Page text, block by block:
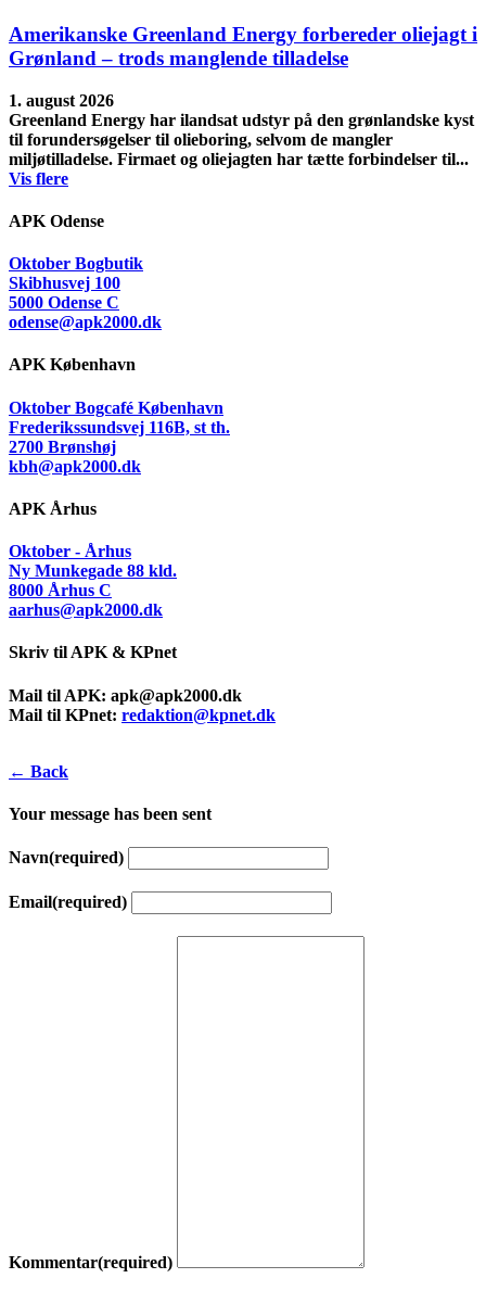
Amerikanske Greenland Energy forbereder oliejagt i
Grønland – trods manglende tilladelse
1. august 2026
Greenland Energy har ilandsat udstyr på den grønlandske kyst
til forundersøgelser til olieboring, selvom de mangler
miljøtilladelse. Firmaet og oliejagten har tætte forbindelser til...
Vis flere
APK Odense
Oktober Bogbutik
Skibhusvej 100
5000 Odense C
odense@apk2000.dk
APK København
Oktober Bogcafé København
Frederikssundsvej 116B, st th.
2700 Brønshøj
kbh@apk2000.dk
APK Århus
Oktober - Århus
Ny Munkegade 88 kld.
8000 Århus C
aarhus@apk2000.dk
Skriv til APK & KPnet
Mail til APK: apk@apk2000.dk
Mail til KPnet: redaktion@kpnet.dk
← Back
Your message has been sent
Navn(required)
Email(required)
Kommentar(required)